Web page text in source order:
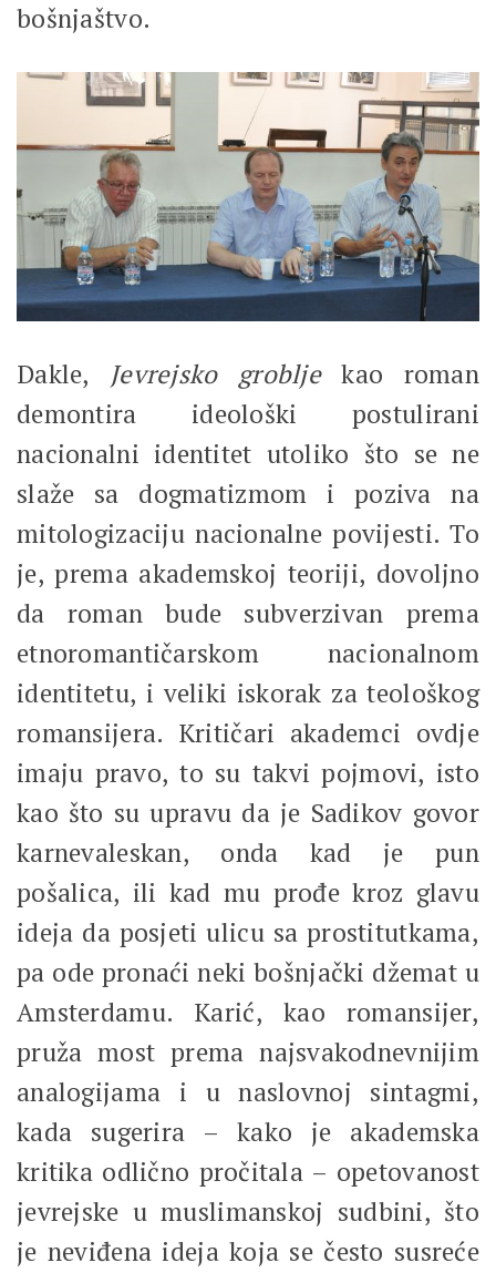
bošnjaštvo.
Dakle, Jevrejsko grobljekao roman
demontira ideološki postulirani
nacionalni identitet utoliko što se ne
slaže sa dogmatizmom i poziva na
mitologizaciju nacionalne povijesti. To
je, prema akademskoj teoriji, dovoljno
da roman bude subverzivan prema
etnoromantičarskom nacionalnom
identitetu, i veliki iskorak za teološkog
romansijera. Kritičari akademci ovdje
imaju pravo, to su takvi pojmovi, isto
kao što su upravu da je Sadikov govor
karnevaleskan, onda kad je pun
pošalica, ili kad mu prođe kroz glavu
ideja da posjeti ulicu sa prostitutkama,
pa ode pronaći neki bošnjački džemat u
Amsterdamu. Karić, kao romansijer,
pruža most prema najsvakodnevnijim
analogijama i u naslovnoj sintagmi,
kada sugerira – kako je akademska
kritika odlično pročitala – opetovanost
jevrejske u muslimanskoj sudbini, što
je neviđena ideja koja se često susreće